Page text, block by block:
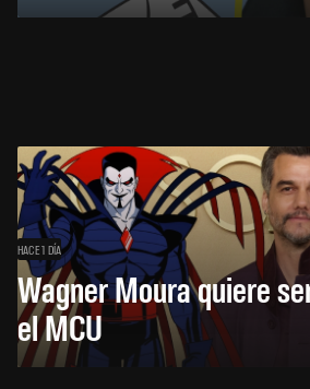
HACE 1 DÍA
Wagner Moura quiere
el MCU